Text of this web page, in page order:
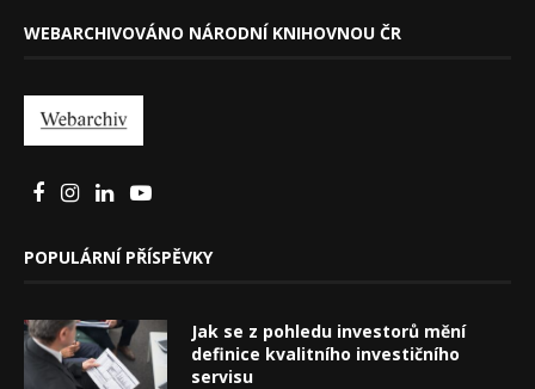
WEBARCHIVOVÁNO NÁRODNÍ KNIHOVNOU ČR
POPULÁRNÍ PŘÍSPĚVKY
Jak se z pohledu investorů mění
definice kvalitního investičního
servisu